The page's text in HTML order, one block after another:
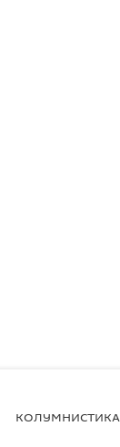
КОЛУМНИСТИКА